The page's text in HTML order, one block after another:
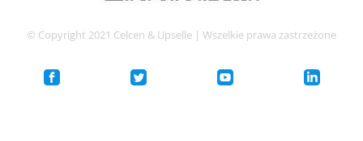
© Copyright 2021 Celcen & Upselle | Wszelkie prawa zastrzeżone